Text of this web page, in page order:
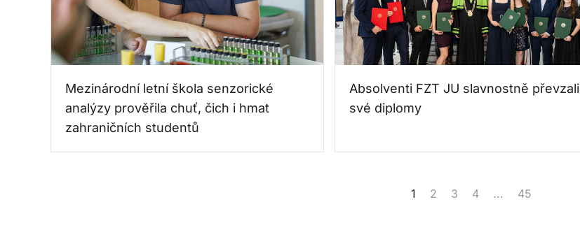
Mezinárodní letní škola senzorické
analýzy prověřila chuť, čich i hmat
zahraničních studentů
Absolventi FZT JU slavnostně převzali
své diplomy
1 2 3 4 ... 45